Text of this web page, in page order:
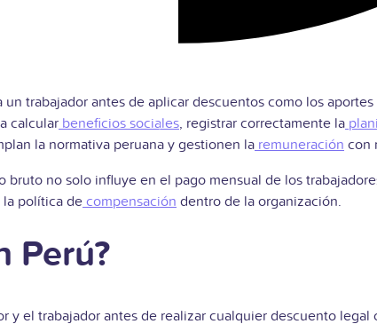
trabajador antes de aplicar descuentos como los
calcular beneficios sociales, registrar correctamente la
la normativa peruana y gestionen la remuneración con
bruto no solo influye en el pago mensual de los
la política de compensación dentro de la organización.
Perú?
y el trabajador antes de realizar cualquier descuento